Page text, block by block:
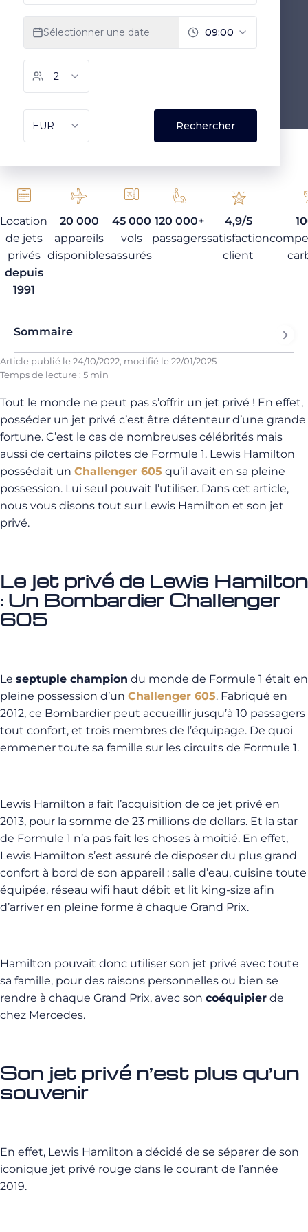
Location
de jets
privés
depuis
1991
20 000
appareils
disponibles
45 000
vols
assurés
120 000+
passagers
4,9/5
satisfaction
client
Sommaire
Article publié le24/10/2022, modifié le22/01/2025
Temps de lecture : 5 min
Tout le monde ne peut pas s’offrir un jet privé ! En effet,
posséder un jet privé c’est être détenteur d’une grande
fortune. C’est le cas de nombreuses célébrités mais
aussi de certains pilotes de Formule 1. Lewis Hamilton
possédait un Challenger 605 qu’il avait en sa pleine
possession. Lui seul pouvait l’utiliser. Dans cet article,
nous vous disons tout sur Lewis Hamilton et son jet
privé.
Le jet privé de Lewis Hamilton
: Un Bombardier Challenger
605
Le septuple champion du monde de Formule 1 était en
pleine possession d’un Challenger 605. Fabriqué en
2012, ce Bombardier peut accueillir jusqu’à 10 passagers
tout confort, et trois membres de l’équipage. De quoi
emmener toute sa famille sur les circuits de Formule 1.
Lewis Hamilton a fait l’acquisition de ce jet privé en
2013, pour la somme de 23 millions de dollars. Et la star
de Formule 1 n’a pas fait les choses à moitié. En effet,
Lewis Hamilton s’est assuré de disposer du plus grand
confort à bord de son appareil : salle d’eau, cuisine toute
équipée, réseau wifi haut débit et lit king-size afin
d’arriver en pleine forme à chaque Grand Prix.
Hamilton pouvait donc utiliser son jet privé avec toute
sa famille, pour des raisons personnelles ou bien se
rendre à chaque Grand Prix, avec son coéquipier de
chez Mercedes.
Son jet privé n’est plus qu’un
souvenir
En effet, Lewis Hamilton a décidé de se séparer de son
iconique jet privé rouge dans le courant de l’année
2019.